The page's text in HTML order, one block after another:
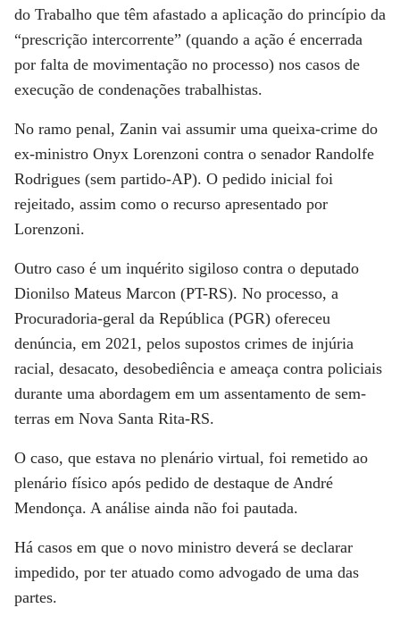
do Trabalho que têm afastado a aplicação do princípio da
“prescrição intercorrente” (quando a ação é encerrada
por falta de movimentação no processo) nos casos de
execução de condenações trabalhistas.
No ramo penal, Zanin vai assumir uma queixa-crime do
ex-ministro Onyx Lorenzoni contra o senador Randolfe
Rodrigues (sem partido-AP). O pedido inicial foi
rejeitado, assim como o recurso apresentado por
Lorenzoni.
Outro caso é um inquérito sigiloso contra o deputado
Dionilso Mateus Marcon (PT-RS). No processo, a
Procuradoria-geral da República (PGR) ofereceu
denúncia, em 2021, pelos supostos crimes de injúria
racial, desacato, desobediência e ameaça contra policiais
durante uma abordagem em um assentamento de sem-
terras em Nova Santa Rita-RS.
O caso, que estava no plenário virtual, foi remetido ao
plenário físico após pedido de destaque de André
Mendonça. A análise ainda não foi pautada.
Há casos em que o novo ministro deverá se declarar
impedido, por ter atuado como advogado de uma das
partes.